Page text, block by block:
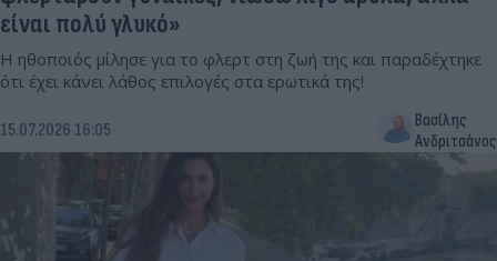
είναι πολύ γλυκό»
Η ηθοποιός μίλησε για το φλερτ στη ζωή της και παραδέχτηκε
ότι έχει κάνει λάθος επιλογές στα ερωτικά της!
15.07.2026 16:05
Βασίλης
Ανδριτσάνος